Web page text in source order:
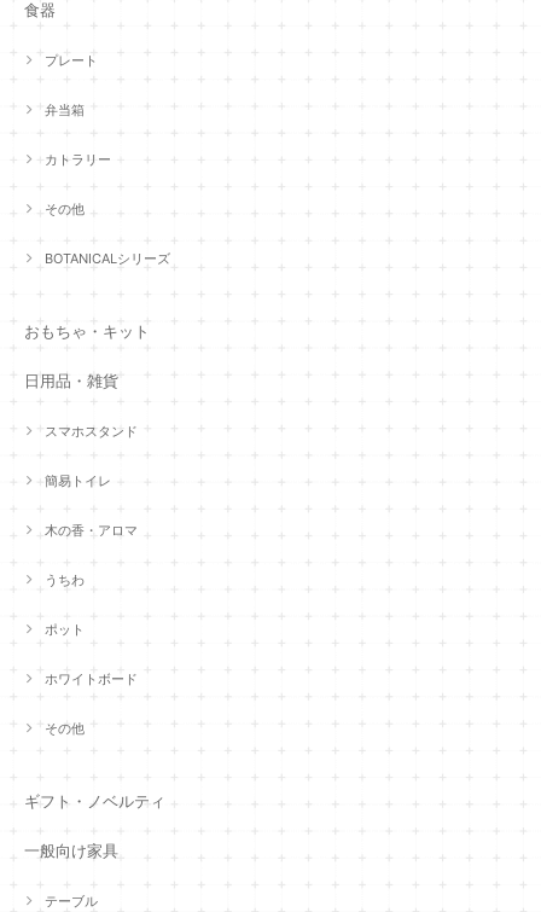
食器
プレート
弁当箱
カトラリー
その他
BOTANICALシリーズ
おもちゃ・キット
日用品・雑貨
スマホスタンド
簡易トイレ
木の香・アロマ
うちわ
ポット
ホワイトボード
その他
ギフト・ノベルティ
一般向け家具
テーブル